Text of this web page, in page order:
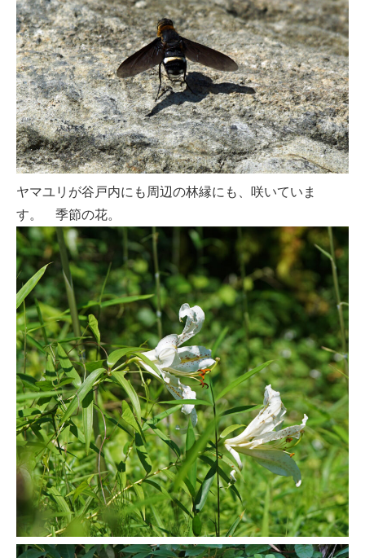
ヤマユリが谷戸内にも周辺の林縁にも、咲いていま
す。 季節の花。